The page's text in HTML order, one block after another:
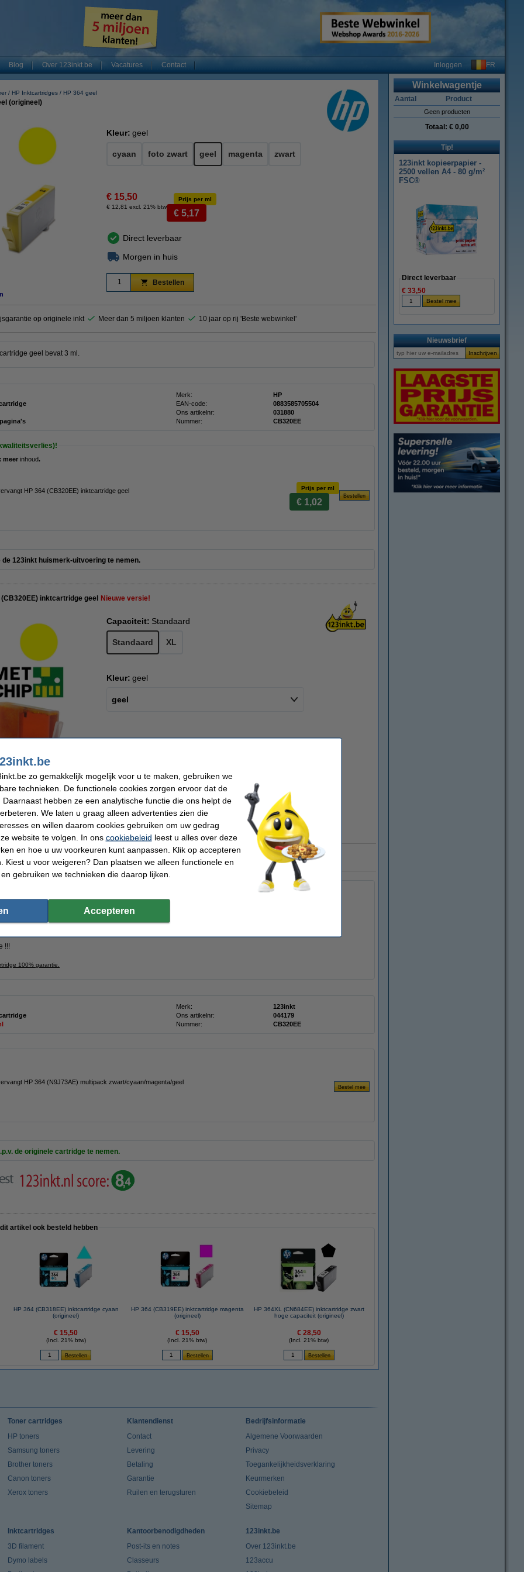
Blog Over 123inkt.be Vacatures Contact Inloggen FR
HP Inktcartridges HP 364 geel
(origineel)
Kleur: geel
cyaan foto zwart geel magenta zwart
€ 15,50
€ 12,81 excl. 21% btw
Prijs per ml
€ 5,17
Direct leverbaar
Morgen in huis
Bestellen
op originele inkt Meer dan 5 miljoen klanten 10 jaar op rij 'Beste webwinkel'
geel bevat 3 ml.
Merk:
HP
EAN-code:
0883585705504
Ons artikelnr:
031880
Nummer: CB320EE
meer inhoud.
HP 364 (CB320EE) inktcartridge geel
Prijs per ml
€ 1,02
123inkt huismerk-uitvoering te nemen.
inktcartridge geel Nieuwe versie!
Capaciteit: Standaard
Standaard XL
Kleur: geel
geel
Direct leverbaar
Morgen in huis
Bestellen
webwinkel' Consumentenbond: 9/10 tevreden over huismerk Meer dan 5 miljoen klanten
geel.
!!!
100% garantie.
Merk:
123inkt
Ons artikelnr:
044179
Nummer: CB320EE
HP 364 (N9J73AE) multipack zwart/cyaan/magenta/geel
de originele cartridge te nemen.
artikel ook besteld hebben
HP 364 (CB318EE) inktcartridge cyaan
(origineel)
€ 15,50
(Incl. 21% btw)
HP 364 (CB319EE) inktcartridge magenta
(origineel)
€ 15,50
(Incl. 21% btw)
HP 364XL (CN684EE) inktcartridge zwart
hoge capaciteit (origineel)
€ 28,50
(Incl. 21% btw)
Winkelwagentje
Aantal Product
Geen producten
Totaal: € 0,00
Tip!
123inkt kopieerpapier -
2500 vellen A4 - 80 g/m²
FSC®
Direct leverbaar
€ 33,50
Nieuwsbrief
Toner cartridges
HP toners
Samsung toners
Brother toners
Canon toners
Xerox toners
Klantendienst
Contact
Levering
Betaling
Garantie
Ruilen en terugsturen
Bedrijfsinformatie
Algemene Voorwaarden
Privacy
Toegankelijkheidsverklaring
Keurmerken
Cookiebeleid
Sitemap
Inktcartridges
3D filament
Dymo labels
Kantoorbenodigdheden
Post-its en notes
Classeurs
123inkt.be
Over 123inkt.be
123accu
zo gemakkelijk mogelijk voor u te maken, gebruiken we
technieken. De functionele cookies zorgen ervoor dat de
hebben ze een analytische functie die ons helpt de
We laten u graag alleen advertenties zien die
en willen daarom cookies gebruiken om uw gedrag
website te volgen. In ons cookiebeleid leest u alles over deze
en hoe u uw voorkeuren kunt aanpassen. Klik op accepteren
Kiest u voor weigeren? Dan plaatsen we alleen functionele en
gebruiken we technieken die daarop lijken.
Accepteren